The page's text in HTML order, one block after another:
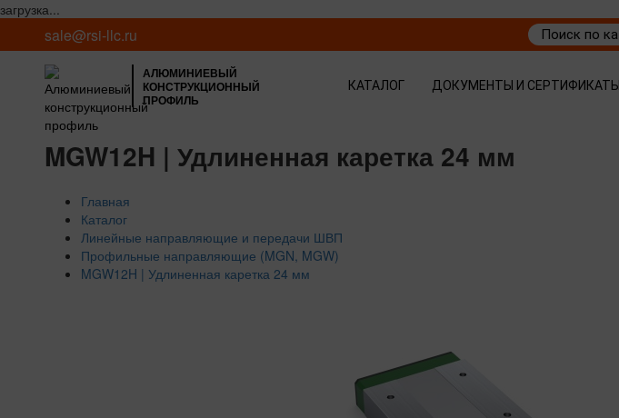
загрузка...
sale@rsi-llc.ru
АЛЮМИНИЕВЫЙ
КОНСТРУКЦИОННЫЙ
ПРОФИЛЬ
КАТАЛОГ ДОКУМЕНТЫ И СЕРТИФИКАТЫ
MGW12H | Удлиненная каретка 24 мм
Главная
Каталог
Линейные направляющие и передачи ШВП
Профильные направляющие (MGN, MGW)
MGW12H | Удлиненная каретка 24 мм